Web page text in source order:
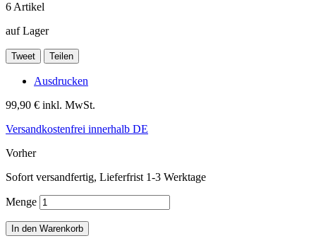
6 Artikel
auf Lager
Tweet Teilen
Ausdrucken
99,90 € inkl. MwSt.
Versandkostenfrei innerhalb DE
Vorher
Sofort versandfertig, Lieferfrist 1-3 Werktage
Menge
In den Warenkorb